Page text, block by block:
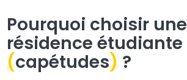
Pourquoi choisir une
résidence étudiante
(capétudes) ?